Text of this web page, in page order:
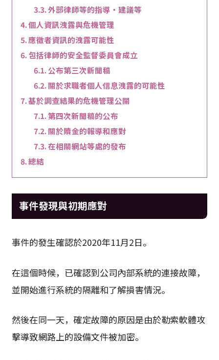
外部律師等的指導・建議等
個人資訊洩露與危機管理
應徵者資訊的洩露可能性
包括律師的安全監督委員會成立
公布第三次新聞稿
關於求職者個人信息洩露的可能性
基於調查結果的危機管理公關
第四次新聞稿的公布
關於贖金的報導和應對
在相關網站等處的發布
總結
事件發現與初期應對
事件的發生確認於2020年11月2日。
在這個時候，已確認到公司內部系統的連接故障，
並開始進行系統的隔離和了解損害情況。
然後在同一天，確定故障的原因是由於勒索軟體攻
擊導致網路上的設備文件被加密。